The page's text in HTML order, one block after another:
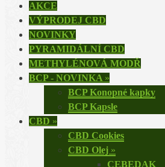
AKCE
VÝPRODEJ CBD
NOVINKY
PYRAMIDÁLNÍ CBD
METHYLÉNOVÁ MODŘ
BCP - NOVINKA »
BCP Konopné kapky
BCP Kapsle
CBD »
CBD Cookies
CBD Olej »
CEBEDAK